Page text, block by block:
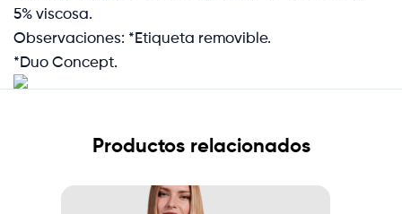
5% viscosa.
Observaciones: *Etiqueta removible.
*Duo Concept.
Productos relacionados